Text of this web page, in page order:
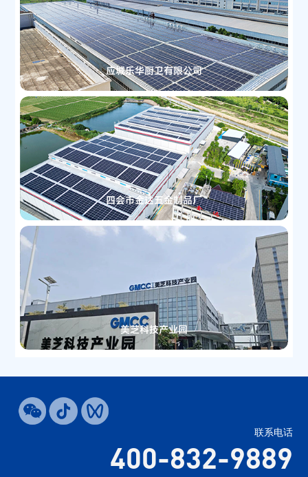
应城乐华厨卫有限公司
四会市金达五金制品厂
美芝科技产业园
联系电话
400-832-9889